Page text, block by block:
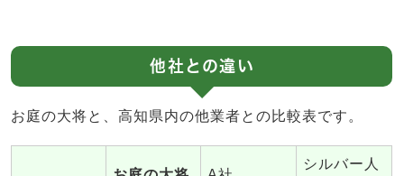
他社との違い
お庭の大将と、高知県内の他業者との比較表です。
シルバー人